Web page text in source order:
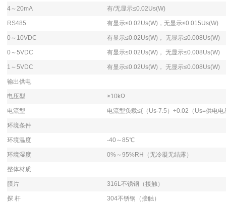
4～20mA 有/无显示≤0.02Us(W)
RS485 有显示≤0.02Us(W)，无显示≤0.015Us(W)
0～10VDC 有显示≤0.02Us(W)， 无显示≤0.008Us(W)
0～5VDC 有显示≤0.02Us(W)， 无显示≤0.008Us(W)
1～5VDC 有显示≤0.02Us(W)， 无显示≤0.008Us(W)
输出供电
电压型 ≥10kΩ
电流型 电流型负载≤{（Us-7.5）÷0.02（Us=供电
环境条件
环境温度 -40～85℃
环境湿度 0%～95%RH（无冷凝无结露）
整体材质
膜片 316L不锈钢（接触）
探 杆 304不锈钢（接触）